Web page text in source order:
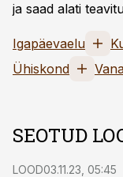
ja saad alati
Igapäevaelu
Ühiskond
SEOTUD
LOOD03.11.23, 05:45